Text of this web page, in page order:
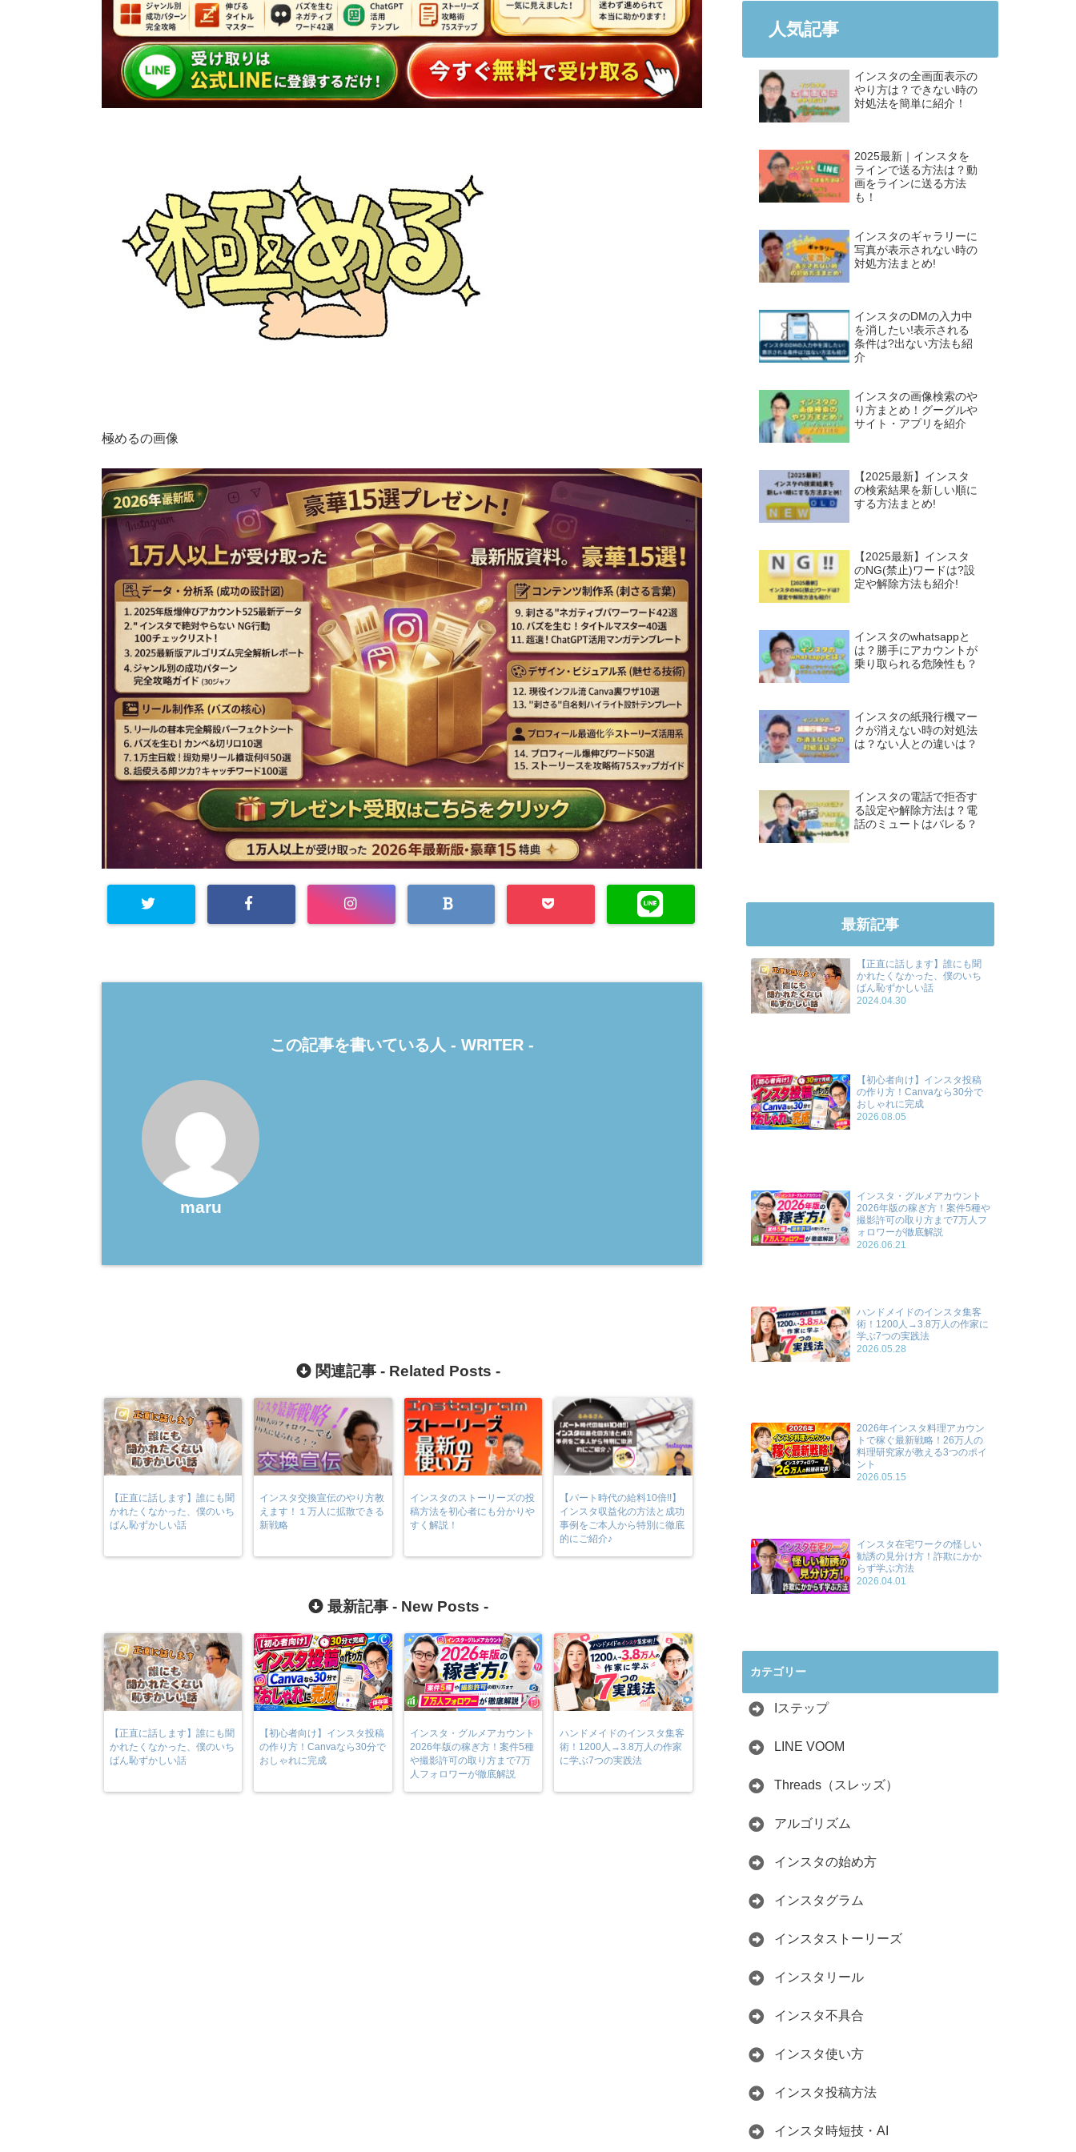
極めるの画像
この記事を書いている人 - WRITER -
maru
関連記事 - Related Posts -
【正直に話します】誰にも聞
かれたくなかった、僕のいち
ばん恥ずかしい話
インスタ交換宣伝のやり方教
えます！１万人に拡散できる
新戦略
インスタのストーリーズの投
稿方法を初心者にも分かりや
すく解説！
【パート時代の給料10倍!!】
インスタ収益化の方法と成功
事例をご本人から特別に徹底
的にご紹介♪
最新記事 - New Posts -
【正直に話します】誰にも聞
かれたくなかった、僕のいち
ばん恥ずかしい話
【初心者向け】インスタ投稿
の作り方！Canvaなら30分で
おしゃれに完成
インスタ・グルメアカウント
2026年版の稼ぎ方！案件5種
や撮影許可の取り方まで7万
人フォロワーが徹底解説
ハンドメイドのインスタ集客
術！1200人→3.8万人の作家
に学ぶ7つの実践法
人気記事
インスタの全画面表示の
やり方は？できない時の
対処法を簡単に紹介！
2025最新｜インスタを
ラインで送る方法は？動
画をラインに送る方法
も！
インスタのギャラリーに
写真が表示されない時の
対処方法まとめ!
インスタのDMの入力中
を消したい!表示される
条件は?出ない方法も紹
介
インスタの画像検索のや
り方まとめ！グーグルや
サイト・アプリを紹介
【2025最新】インスタ
の検索結果を新しい順に
する方法まとめ!
【2025最新】インスタ
のNG(禁止)ワードは?設
定や解除方法も紹介!
インスタのwhatsappと
は？勝手にアカウントが
乗り取られる危険性も？
インスタの紙飛行機マー
クが消えない時の対処法
は？ない人との違いは？
インスタの電話で拒否す
る設定や解除方法は？電
話のミュートはバレる？
最新記事
【正直に話します】誰にも聞
かれたくなかった、僕のいち
ばん恥ずかしい話
2024.04.30
【初心者向け】インスタ投稿
の作り方！Canvaなら30分で
おしゃれに完成
2026.08.05
インスタ・グルメアカウント
2026年版の稼ぎ方！案件5種や
撮影許可の取り方まで7万人フ
ォロワーが徹底解説
2026.06.21
ハンドメイドのインスタ集客
術！1200人→3.8万人の作家に
学ぶ7つの実践法
2026.05.28
2026年インスタ料理アカウン
トで稼ぐ最新戦略！26万人の
料理研究家が教える3つのポイ
ント
2026.05.15
インスタ在宅ワークの怪しい
勧誘の見分け方！詐欺にかか
らず学ぶ方法
2026.04.01
カテゴリー
Iステップ
LINE VOOM
Threads（スレッズ）
アルゴリズム
インスタの始め方
インスタグラム
インスタストーリーズ
インスタリール
インスタ不具合
インスタ使い方
インスタ投稿方法
インスタ時短技・AI